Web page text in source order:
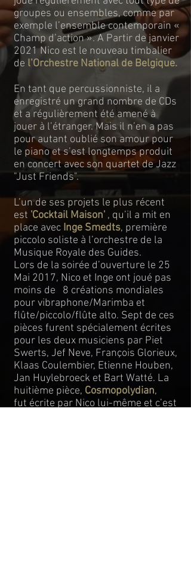
groupes ou ensembles, comme par
exemple l’ensemble contemporain «
Champ d’action ». A Partir de janvier
2021 Nico est le nouveau timbalier
de l’Orchestre National de Belgique.
En tant que percussionniste, il a
enregistré un grand nombre de CDs
et a régulièrement été amené à
jouer à l’étranger. Mais il n’en a pas
pour autant oublié son amour pour
le piano et s’est longtemps produit
en concert avec son quartet de Jazz
"Just Friends".
L’un de ses projets le plus récent
est 'Cocktail Maison' , qu’il a mit en
place avec Inge Smedts, première
piccolo soliste à l’orchestre de la
Musique Royale des Guides.
Lors de la soirée d’ouverture le 25
Mai 2017, Nico et Inge ont joué pas
moins de 8 créations mondiales
pour vibraphone/Marimba et
flûte/piccolo/flûte alto. Sept de ces
pièces furent spécialement écrites
pour les deux musiciens par Piet
Swerts, Jef Neve, François Glorieux,
Klaas Coulembier, Etienne Houben,
Jan Huylebroeck et Bart Watté. La
huitième pièce, Cosmopolydian,
fut écrite par Nico lui-même et c’est